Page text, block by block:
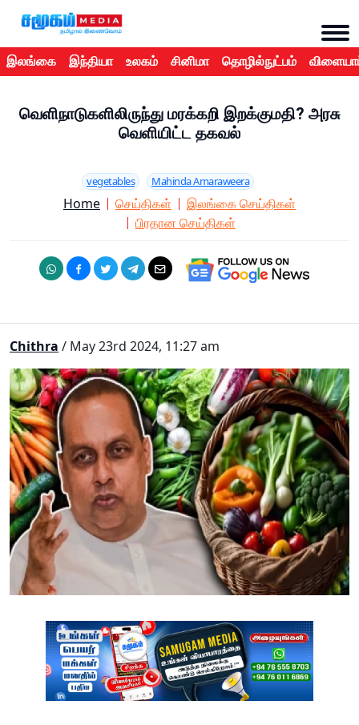
இலங்கை இந்தியா உலகம் சினிமா தொழில்நுட்பம்
வெளிநாடுகளிலிருந்து மரக்கறி இறக்குமதி? அரசு
வெளியிட்ட தகவல்
vegetables Mahinda Amaraweera
Home செய்திகள்
இலங்கை செய்திகள்
பிரதான செய்திகள்
Chithra / May 23rd 2024, 11:27 am